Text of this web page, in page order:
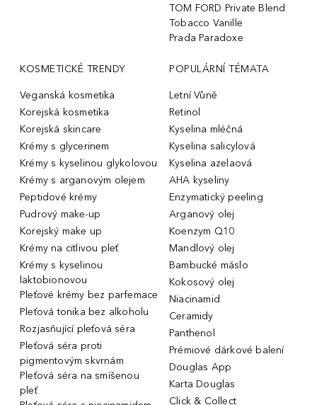
TOM FORD Private Blend
Tobacco Vanille
Prada Paradoxe
KOSMETICKÉ TRENDY
Veganská kosmetika
Korejská kosmetika
Korejská skincare
Krémy s glycerinem
Krémy s kyselinou glykolovou
Krémy s arganovým olejem
Peptidové krémy
Pudrový make-up
Korejský make up
Krémy na citlivou pleť
Krémy s kyselinou
laktobionovou
Pleťové krémy bez parfemace
Pleťová tonika bez alkoholu
Rozjasňující pleťová séra
Pleťová séra proti
pigmentovým skvrnám
Pleťová séra na smíšenou
pleť
POPULÁRNÍ TÉMATA
Letní Vůně
Retinol
Kyselina mléčná
Kyselina salicylová
Kyselina azelaová
AHA kyseliny
Enzymatický peeling
Arganový olej
Koenzym Q10
Mandlový olej
Bambucké máslo
Kokosový olej
Niacinamid
Ceramidy
Panthenol
Prémiové dárkové balení
Douglas App
Karta Douglas
Click & Collect